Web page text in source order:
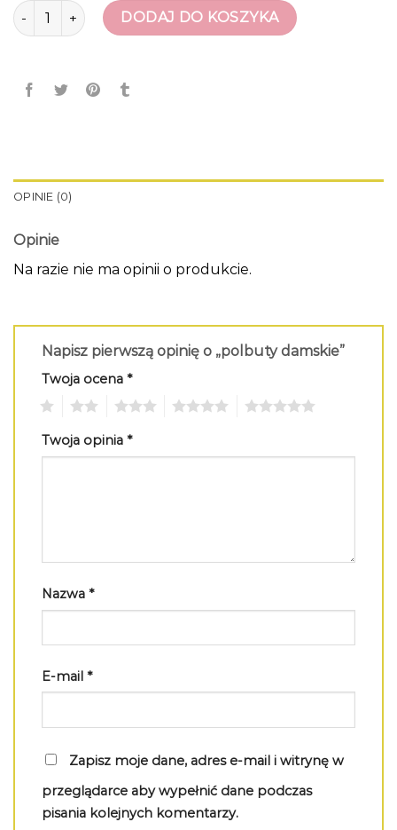
ilość polbuty damskieDODAJ DO KOSZYKA
OPINIE (0)
Opinie
Na razie nie ma opinii o produkcie.
Napisz pierwszą opinię o „polbuty damskie”
Twoja ocena *
Twoja opinia *
Nazwa *
E-mail *
Zapisz moje dane, adres e-mail i witrynę w
przeglądarce aby wypełnić dane podczas
pisania kolejnych komentarzy.